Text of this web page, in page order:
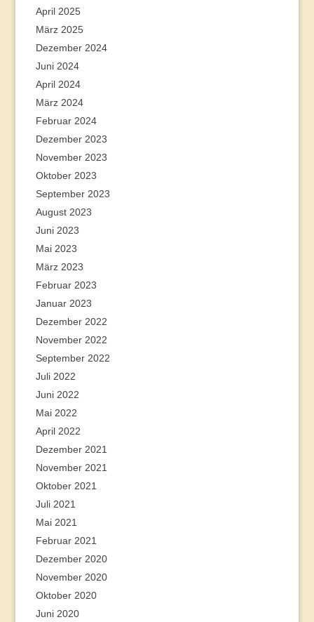
April 2025
März 2025
Dezember 2024
Juni 2024
April 2024
März 2024
Februar 2024
Dezember 2023
November 2023
Oktober 2023
September 2023
August 2023
Juni 2023
Mai 2023
März 2023
Februar 2023
Januar 2023
Dezember 2022
November 2022
September 2022
Juli 2022
Juni 2022
Mai 2022
April 2022
Dezember 2021
November 2021
Oktober 2021
Juli 2021
Mai 2021
Februar 2021
Dezember 2020
November 2020
Oktober 2020
Juni 2020